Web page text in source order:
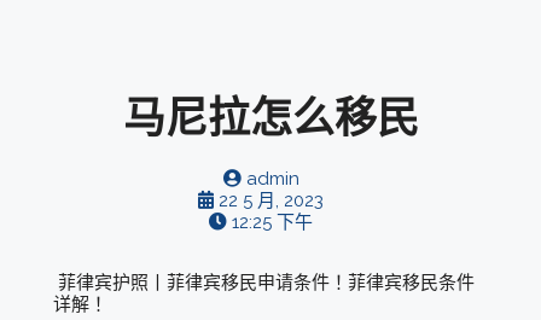
马尼拉怎么移民
admin
22 5 月, 2023
12:25 下午
菲律宾护照丨菲律宾移民申请条件！菲律宾移民条件
详解！